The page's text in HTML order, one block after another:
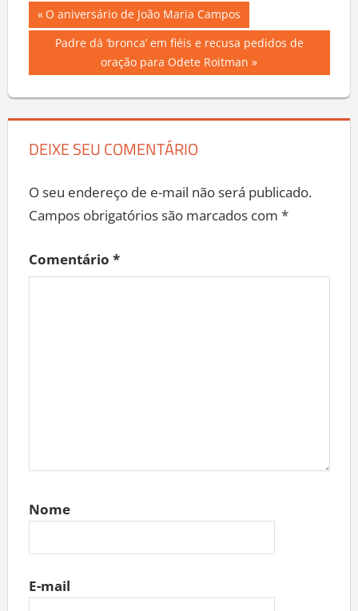
Navegação
Post
Previous
Post:
O aniversário de João Maria Campos
Next
Padre dá ‘bronca’ em fiéis e recusa pedidos de
oração para Odete Roitman
DEIXE SEU COMENTÁRIO
O seu endereço de e-mail não será publicado.
Campos obrigatórios são marcados com *
Comentário *
Nome
E-mail